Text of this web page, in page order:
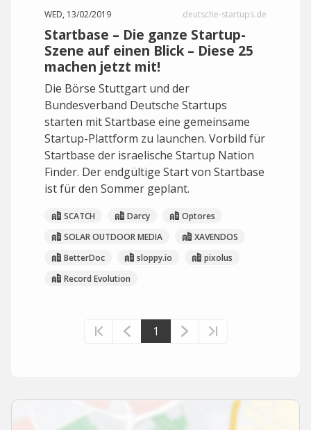
WED, 13/02/2019 deutsche-startups.de
Startbase – Die ganze Startup-
Szene auf einen Blick – Diese 25
machen jetzt mit!
Die Börse Stuttgart und der
Bundesverband Deutsche Startups
starten mit Startbase eine gemeinsame
Startup-Plattform zu launchen. Vorbild für
Startbase der israelische Startup Nation
Finder. Der endgültige Start von Startbase
ist für den Sommer geplant.
SCATCH Darcy
Optores
SOLAR OUTDOOR MEDIA
XAVENDOS
BetterDoc
sloppy.io
pixolus
Record Evolution
1